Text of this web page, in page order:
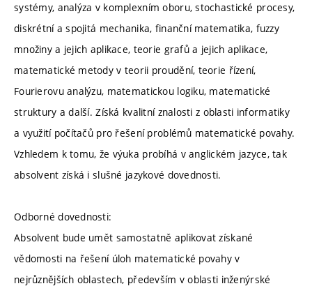
systémy, analýza v komplexním oboru, stochastické procesy,
diskrétní a spojitá mechanika, finanční matematika, fuzzy
množiny a jejich aplikace, teorie grafů a jejich aplikace,
matematické metody v teorii proudění, teorie řízení,
Fourierovu analýzu, matematickou logiku, matematické
struktury a další. Získá kvalitní znalosti z oblasti informatiky
a využití počítačů pro řešení problémů matematické povahy.
Vzhledem k tomu, že výuka probíhá v anglickém jazyce, tak
absolvent získá i slušné jazykové dovednosti.
Odborné dovednosti:
Absolvent bude umět samostatně aplikovat získané
vědomosti na řešení úloh matematické povahy v
nejrůznějších oblastech, především v oblasti inženýrské